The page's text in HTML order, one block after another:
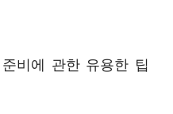
비에 관한 유용한 팁